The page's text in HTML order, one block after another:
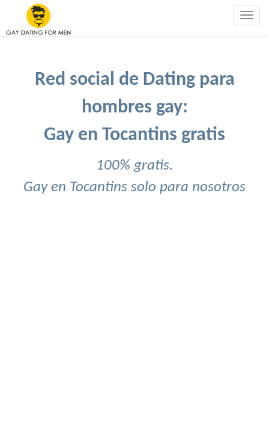
Red social de Dating para
hombres gay:
Gay en Tocantins gratis
100% gratis.
Gay en Tocantins solo para nosotros